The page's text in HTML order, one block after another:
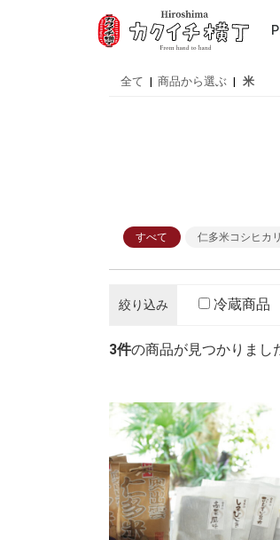
全て | 商品から選ぶ | 米
すべて 仁多米コシヒカ
絞り込み 冷蔵商品
3件の商品が見つかりまし